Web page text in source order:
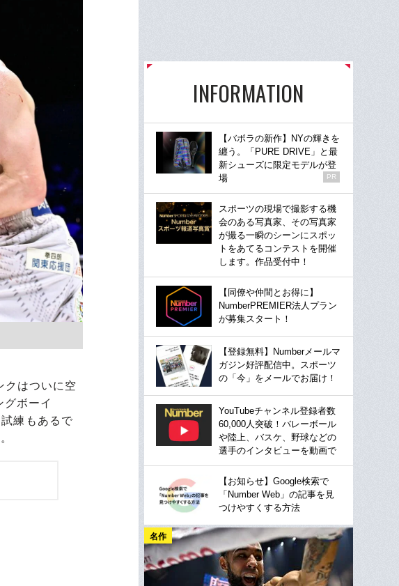
はついに空
ボーイ
練もあるで
INFORMATION
【バボラの新作】NYの輝きを
纏う。「PURE DRIVE」と最
新シューズに限定モデルが登
場
PR
スポーツの現場で撮影する機
会のある写真家、その写真家
が撮る一瞬のシーンにスポッ
トをあてるコンテストを開催
します。作品受付中！
【同僚や仲間とお得に】
NumberPREMIER法人プラン
が募集スタート！
【登録無料】Numberメールマ
ガジン好評配信中。スポーツ
の「今」をメールでお届け！
YouTubeチャンネル登録者数
60,000人突破！バレーボール
や陸上、バスケ、野球などの
選手のインタビューを動画で
【お知らせ】Google検索で
「Number Web」の記事を見
つけやすくする方法
名作